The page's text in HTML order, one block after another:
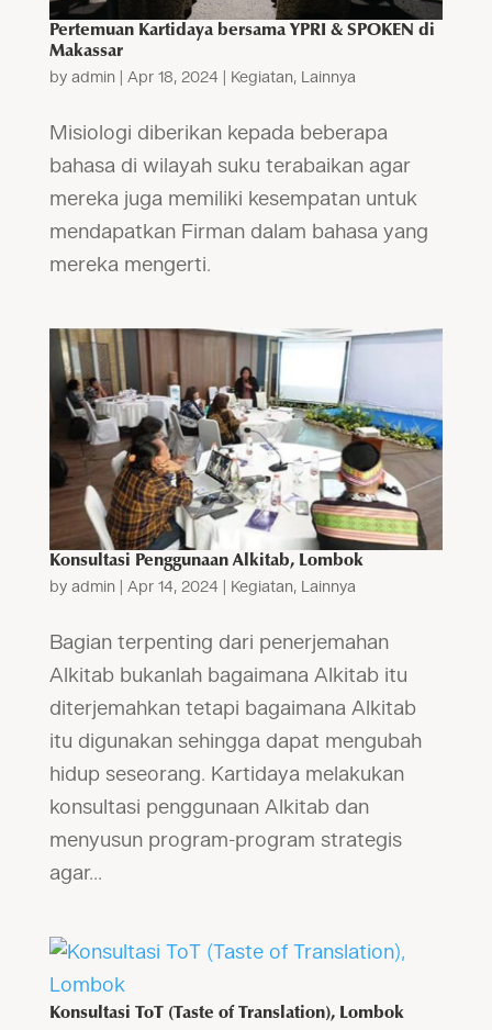
Pertemuan Kartidaya bersama YPRI & SPOKEN di
Makassar
by admin| Apr 18, 2024 Kegiatan, Lainnya
Misiologi diberikan kepada beberapa
bahasa di wilayah suku terabaikan agar
mereka juga memiliki kesempatan untuk
mendapatkan Firman dalam bahasa yang
mereka mengerti.
Konsultasi Penggunaan Alkitab, Lombok
by admin| Apr 14, 2024 | Kegiatan, Lainnya
Bagian terpenting dari penerjemahan
Alkitab bukanlah bagaimana Alkitab itu
diterjemahkan tetapi bagaimana Alkitab
itu digunakan sehingga dapat mengubah
hidup seseorang. Kartidaya melakukan
konsultasi penggunaan Alkitab dan
menyusun program-program strategis
agar...
Konsultasi ToT (Taste of Translation), Lombok